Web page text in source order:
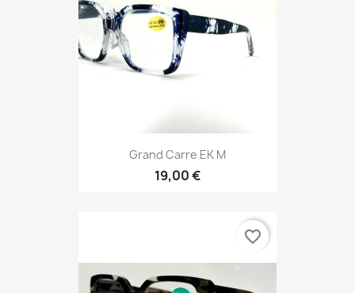
Grand Carre EK M
19,00 €
favorite_border